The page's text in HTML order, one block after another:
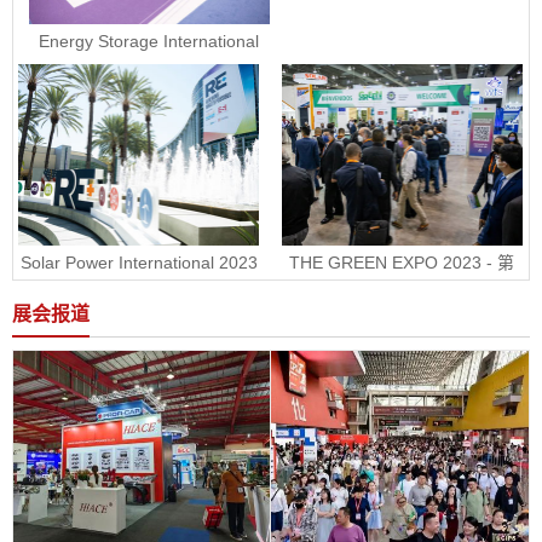
Energy Storage International
2023 - 美国国际电池储能展ESI
Solar Power International 2023
- 美国国际太阳能展RE+
THE GREEN EXPO 2023 - 第
30届墨西哥绿色能源展
展会报道